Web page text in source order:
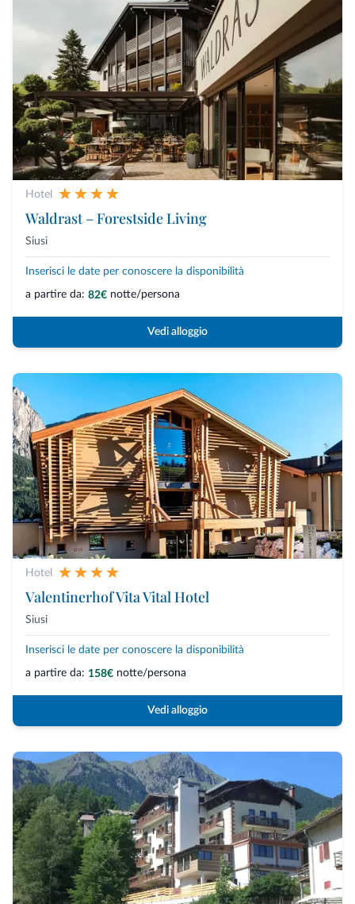
Hotel
Waldrast – Forestside Living
Siusi
Inserisci le date per conoscere la disponibilità
a partire da: 82€ notte/persona
Vedi alloggio
Hotel
Valentinerhof Vita Vital Hotel
Siusi
Inserisci le date per conoscere la disponibilità
a partire da: 158€ notte/persona
Vedi alloggio